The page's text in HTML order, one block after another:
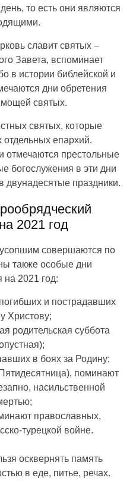
то есть они являются
славит святых –
Завета, вспоминает
в истории библейской и
дни обретения
мощей святых.
святых, которые
отдельных епархий.
престольные
богослужения в эти дни
двунадесятые праздники.
2021 год
совершаются по
также особые дни
на 2021 год:
и пострадавших
Христову;
родительская суббота
в боях за Родину;
поминают
насильственной
православных,
турецкой войне.
осквернять память
в еде, питье, речах.